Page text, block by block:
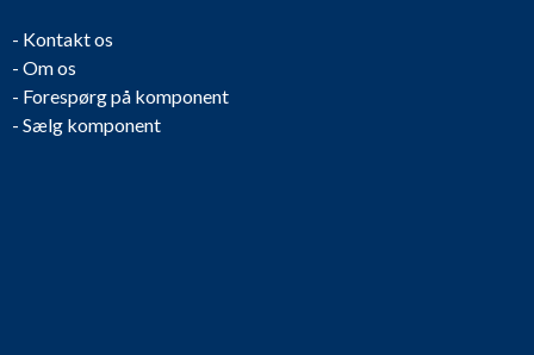
- Kontakt os
- Om os
- Forespørg på komponent
- Sælg komponent